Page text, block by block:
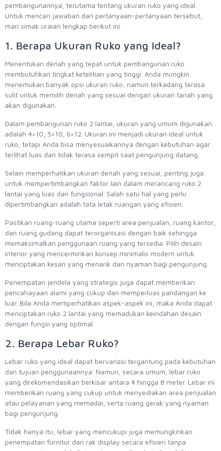
pembangunannya, terutama tentang ukuran ruko yang ideal.
Untuk mencari jawaban dari pertanyaan-pertanyaan tersebut,
mari simak uraian lengkap berikut ini.
1. Berapa Ukuran Ruko yang Ideal?
Menentukan denah yang tepat untuk pembangunan ruko
membutuhkan tingkat ketelitian yang tinggi. Anda mungkin
menemukan banyak opsi ukuran ruko, namun terkadang terasa
sulit untuk memilih denah yang sesuai dengan ukuran tanah yang
akan digunakan.
Dalam pembangunan ruko 2 lantai, ukuran yang umum digunakan
adalah 4×10, 5×10, 6×12. Ukuran ini menjadi ukuran ideal untuk
ruko, tetapi Anda bisa menyesuaikannya dengan kebutuhan agar
terlihat luas dan tidak terasa sempit saat pengunjung datang.
Selain memperhatikan ukuran denah yang sesuai, penting juga
untuk mempertimbangkan faktor lain dalam merancang ruko 2
lantai yang luas dan fungsional. Salah satu hal yang perlu
dipertimbangkan adalah tata letak ruangan yang efisien.
Pastikan ruang-ruang utama seperti area penjualan, ruang kantor,
dan ruang gudang dapat terorganisasi dengan baik sehingga
memaksimalkan penggunaan ruang yang tersedia. Pilih desain
interior yang mencerminkan konsep minimalis modern untuk
menciptakan kesan yang menarik dan nyaman bagi pengunjung.
Penempatan jendela yang strategis juga dapat memberikan
pencahayaan alami yang cukup dan memperluas pandangan ke
luar. Bila Anda memperhatikan aspek-aspek ini, maka Anda dapat
menciptakan ruko 2 lantai yang memadukan keindahan desain
dengan fungsi yang optimal.
2. Berapa Lebar Ruko?
Lebar ruko yang ideal dapat bervariasi tergantung pada kebutuhan
dan tujuan penggunaannya. Namun, secara umum, lebar ruko
yang direkomendasikan berkisar antara 4 hingga 8 meter. Lebar ini
memberikan ruang yang cukup untuk menyediakan area penjualan
atau pelayanan yang memadai, serta ruang gerak yang nyaman
bagi pengunjung.
Tidak hanya itu, lebar yang mencukupi juga memungkinkan
penempatan furnitur dan rak display secara efisien tanpa